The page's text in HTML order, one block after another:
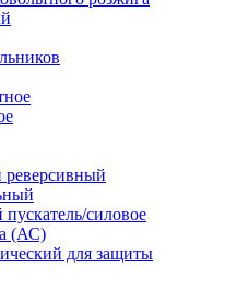
реверсивный
силовое
(АС)
для защиты